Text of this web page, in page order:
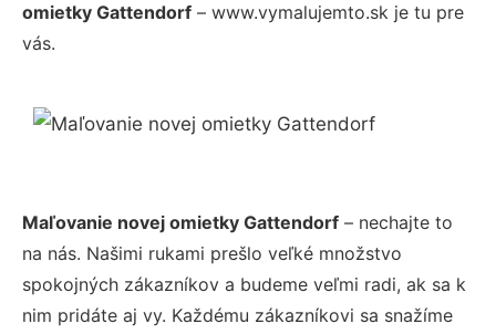
omietky Gattendorf – www.vymalujemto.sk je tu pre
vás.
Maľovanie novej omietky Gattendorf – nechajte to
na nás. Našimi rukami prešlo veľké množstvo
spokojných zákazníkov a budeme veľmi radi, ak sa k
nim pridáte aj vy. Každému zákazníkovi sa snažíme